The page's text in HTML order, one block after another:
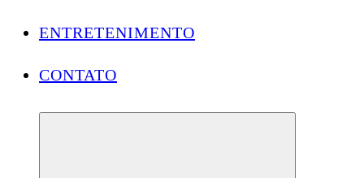
ENTRETENIMENTO
CONTATO